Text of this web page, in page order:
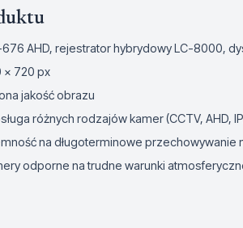
AHD, rejestrator hybrydowy LC-8000,
x 720 px
jakość obrazu
różnych rodzajów kamer (CCTV, AHD,
na długoterminowe przechowywanie
odporne na trudne warunki